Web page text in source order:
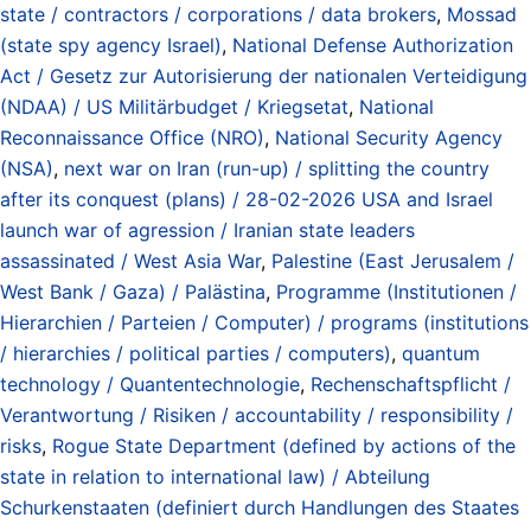
state / contractors / corporations / data brokers, Mossad
(state spy agency Israel), National Defense Authorization
Act / Gesetz zur Autorisierung der nationalen Verteidigung
(NDAA) / US Militärbudget / Kriegsetat, National
Reconnaissance Office (NRO), National Security Agency
(NSA), next war on Iran (run-up) / splitting the country
after its conquest (plans) / 28-02-2026 USA and Israel
launch war of agression / Iranian state leaders
assassinated / West Asia War, Palestine (East Jerusalem /
West Bank / Gaza) / Palästina, Programme (Institutionen /
Hierarchien / Parteien / Computer) / programs (institutions
/ hierarchies / political parties / computers), quantum
technology / Quantentechnologie, Rechenschaftspflicht /
Verantwortung / Risiken / accountability / responsibility /
risks, Rogue State Department (defined by actions of the
state in relation to international law) / Abteilung
Schurkenstaaten (definiert durch Handlungen des Staates